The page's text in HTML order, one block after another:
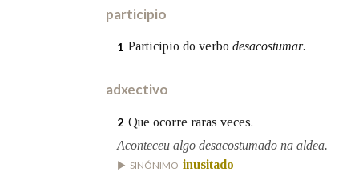
participio
1 Participio do verbo desacostumar.
adxectivo
2 Que ocorre raras veces.
Aconteceu algo desacostumado na aldea.
SINÓNIMO inusitado